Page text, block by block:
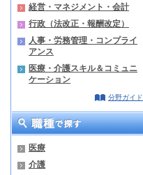
経営・マネジメント・会計
行政（法改正・報酬改定）
人事・労務管理・コンプライ
アンス
医療・介護スキル＆コミュニ
ケーション
分野ガイド
医療
介護